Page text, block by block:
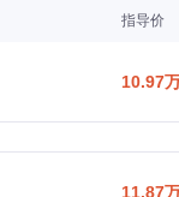
指导价
10.97
11.87